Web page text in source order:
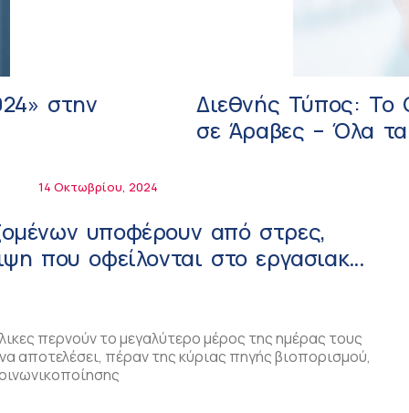
στην
14 Οκτωβρίου, 2024
Διεθνής Τύπος: To
σε Άραβες – Όλα
υποφέρουν από στρες,
που οφείλονται στο εργασιακό
περνούν το μεγαλύτερο μέρος της ημέρας τους
αποτελέσει, πέραν της κύριας πηγής βιοπορισμού,